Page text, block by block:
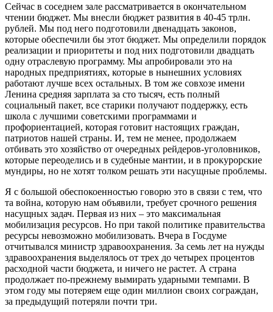
Сейчас в соседнем зале рассматривается в окончательном
чтении бюджет. Мы внесли бюджет развития в 40-45 трлн.
рублей. Мы под него подготовили двенадцать законов,
которые обеспечили бы этот бюджет. Мы определили порядок
реализации и приоритеты и под них подготовили двадцать
одну отраслевую программу. Мы апробировали это на
народных предприятиях, которые в нынешних условиях
работают лучше всех остальных. В том же совхозе имени
Ленина средняя зарплата за сто тысяч, есть полный
социальный пакет, все старики получают поддержку, есть
школа с лучшими советскими программами и
профориентацией, которая готовит настоящих граждан,
патриотов нашей страны. И, тем не менее, продолжаем
отбивать это хозяйство от очередных рейдеров-уголовников,
которые переоделись и в судебные мантии, и в прокурорские
мундиры, но не хотят толком решать эти насущные проблемы.
Я с большой обеспокоенностью говорю это в связи с тем, что
та война, которую нам объявили, требует срочного решения
насущных задач. Первая из них – это максимальная
мобилизация ресурсов. Но при такой политике правительства
ресурсы невозможно мобилизовать. Вчера в Госдуме
отчитывался министр здравоохранения. За семь лет на нужды
здравоохранения выделялось от трех до четырех процентов
расходной части бюджета, и ничего не растет. А страна
продолжает по-прежнему вымирать ударными темпами. В
этом году мы потеряем еще один миллион своих сограждан,
за предыдущий потеряли почти три.